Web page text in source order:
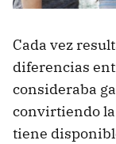
Cada vez
diferencias
consideraba
convirtiendo la
tiene